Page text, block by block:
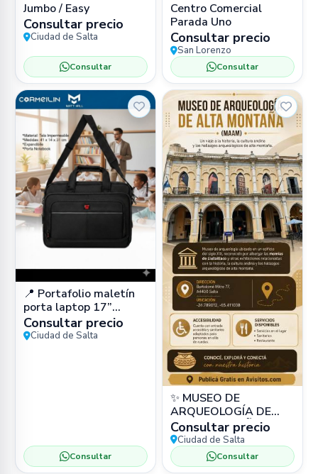
Jumbo / Easy
Consultar precio
Ciudad de Salta
Consultar
Centro Comercial
Parada Uno
Consultar precio
San Lorenzo
Consultar
📍 Portafolio maletín
porta laptop 17”
impermeable (cuero
PU) en Zona Sur, Salta
Consultar precio
Ciudad de Salta
Consultar
✨ MUSEO DE
ARQUEOLOGÍA DE
ALTA MONTAÑA
(MAAM) 📍 Bartolomé
Mitre 77, Salta 🏛️
Museo
Consultar precio
Ciudad de Salta
Consultar